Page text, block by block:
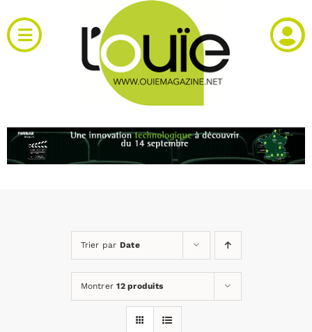
au
contenu
Toggle
Navigation
RH et emploi
Trier par Date
Montrer12 produits